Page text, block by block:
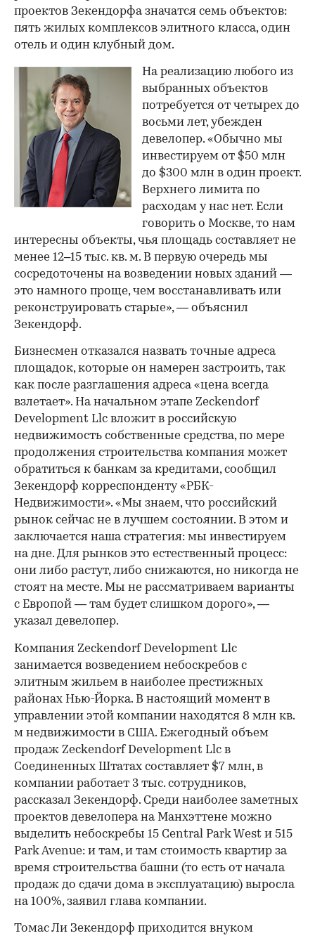
проектов Зекендорфа значатся семь объектов:
пять жилых комплексов элитного класса, один
отель и один клубный дом.
На реализацию любого из
выбранных объектов
потребуется от четырех до
восьми лет, убежден
девелопер. «Обычно мы
инвестируем от $50 млн
до $300 млн в один проект.
Верхнего лимита по
расходам у нас нет. Если
говорить о Москве, то нам
интересны объекты, чья площадь составляет не
менее 12–15 тыс. кв. м. В первую очередь мы
сосредоточены на возведении новых зданий —
это намного проще, чем восстанавливать или
реконструировать старые», — объяснил
Зекендорф.
Бизнесмен отказался назвать точные адреса
площадок, которые он намерен застроить, так
как после разглашения адреса «цена всегда
взлетает». На начальном этапе Zeckendorf
Development Llc вложит в российскую
недвижимость собственные средства, по мере
продолжения строительства компания может
обратиться к банкам за кредитами, сообщил
Зекендорф корреспонденту «РБК-
Недвижимости». «Мы знаем, что российский
рынок сейчас не в лучшем состоянии. В этом и
заключается наша стратегия: мы инвестируем
на дне. Для рынков это естественный процесс:
они либо растут, либо снижаются, но никогда не
стоят на месте. Мы не рассматриваем варианты
с Европой — там будет слишком дорого», —
указал девелопер.
00:00 / 00:00
Компания Zeckendorf Development Llc
занимается возведением небоскребов с
элитным жильем в наиболее престижных
районах Нью-Йорка. В настоящий момент в
управлении этой компании находятся 8 млн кв.
м недвижимости в США. Ежегодный объем
продаж Zeckendorf Development Llc в
Соединенных Штатах составляет $7 млн, в
компании работает 3 тыс. сотрудников,
рассказал Зекендорф. Среди наиболее заметных
проектов девелопера на Манхэттене можно
выделить небоскребы 15 Central Park West и 515
Park Avenue: и там, и там стоимость квартир за
время строительства башни (то есть от начала
продаж до сдачи дома в эксплуатацию) выросла
на 100%, заявил глава компании.
Томас Ли Зекендорф приходится внуком